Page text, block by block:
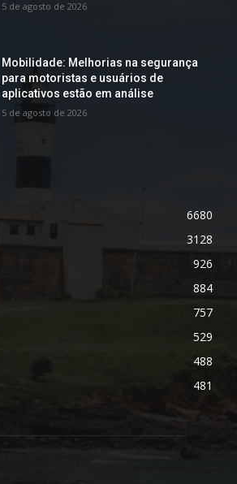
5 de agosto de 2026
Mobilidade: Melhorias na segurança
para motoristas e usuários de
aplicativos estão em análise
5 de agosto de 2026
6680
3128
926
884
757
529
488
481